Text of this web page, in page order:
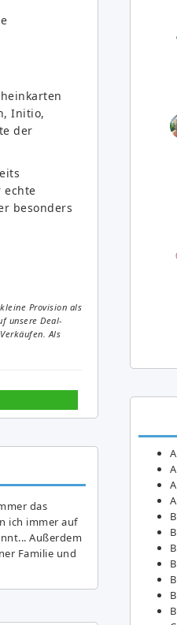
Initio,
der
echte
besonders
Provision als
unsere Deal-
Als
das
ich immer auf
Außerdem
Familie und